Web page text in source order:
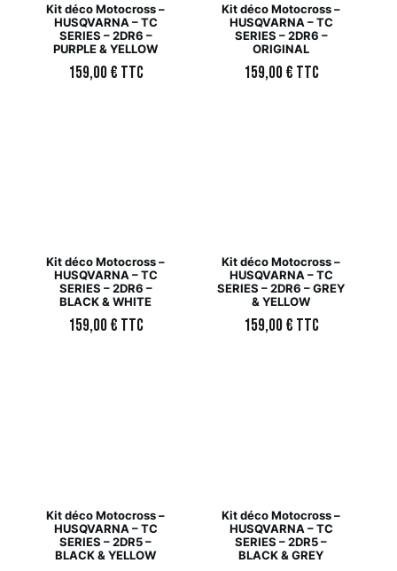
Kit déco Motocross –
HUSQVARNA – TC
SERIES – 2DR6 –
PURPLE & YELLOW
159,00€ TTC
Kit déco Motocross –
HUSQVARNA – TC
SERIES – 2DR6 –
ORIGINAL
159,00€ TTC
Kit déco Motocross –
HUSQVARNA – TC
SERIES – 2DR6 –
BLACK & WHITE
159,00€ TTC
Kit déco Motocross –
HUSQVARNA – TC
SERIES – 2DR6 – GREY
& YELLOW
159,00€ TTC
Kit déco Motocross –
HUSQVARNA – TC
SERIES – 2DR5 –
BLACK & YELLOW
Kit déco Motocross –
HUSQVARNA – TC
SERIES – 2DR5 –
BLACK & GREY